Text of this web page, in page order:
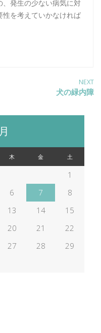
発生の少ない病気に対
を考えていかなければ
NEXT
犬の緑内障
木 金 土
1
6 7
8
13 14
15
20 21
22
27 28
29